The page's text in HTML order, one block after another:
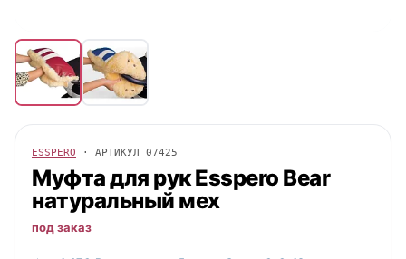
ESSPERO · АРТИКУЛ 07425
Муфта для рукEsspero Bear
натуральный мех
под заказ